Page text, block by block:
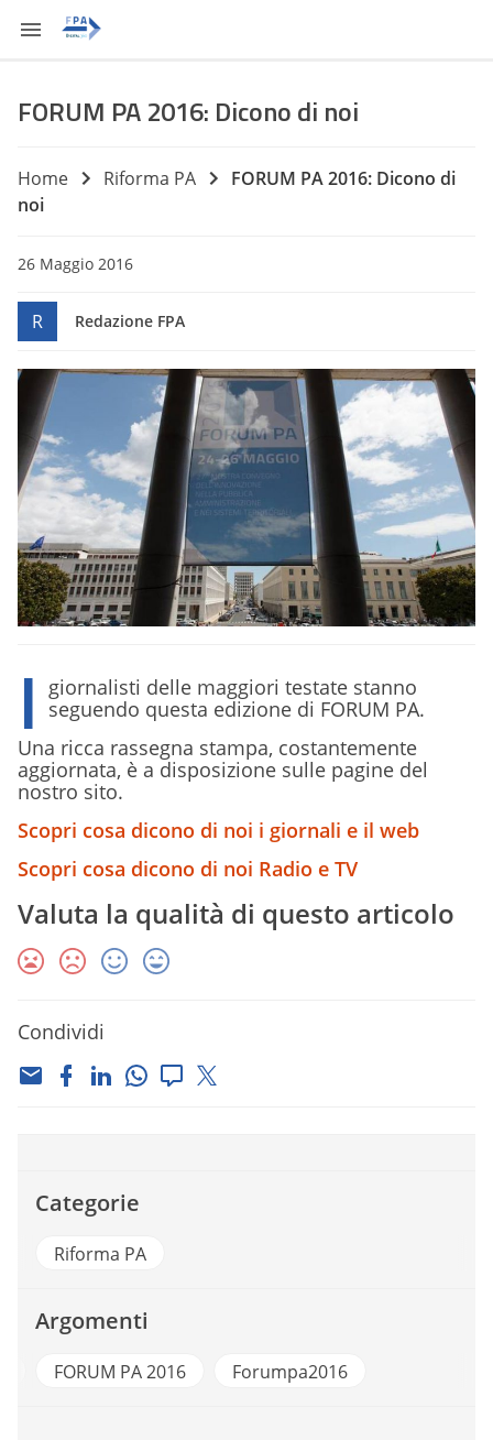
FORUM PA 2016: Dicono di noi
Home Riforma PA
FORUM PA 2016: Dicono di
noi
26 Maggio 2016
R Redazione FPA
I
giornalisti delle maggiori testate stanno
seguendo questa edizione di FORUM PA.
Una ricca rassegna stampa, costantemente
aggiornata, è a disposizione sulle pagine del
nostro sito.
Scopri cosa dicono di noi i giornali e il web
Scopri cosa dicono di noi Radio e TV
Valuta la qualità di questo articolo
Condividi
Categorie
Riforma PA
Argomenti
FORUM PA 2016 Forumpa2016